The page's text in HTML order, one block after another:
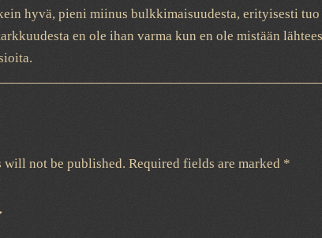
hyvä, pieni miinus bulkkimaisuudesta, erityisesti
en ole ihan varma kun en ole mistään
will not be published. Required fields are marked *